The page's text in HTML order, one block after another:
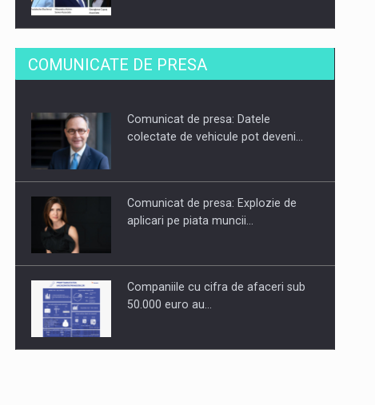
SAPTE PERSONALITATI DIN MEDIUL
DE AFACERI, ACADEMIC SI
Hard Enduro Piatra Craiului 2026,
COMUNICATE DE PRESA
Comunicat de presa: Datele
colectate de vehicule pot deveni…
Comunicat de presa: Explozie de
aplicari pe piata muncii…
Companiile cu cifra de afaceri sub
50.000 euro au…